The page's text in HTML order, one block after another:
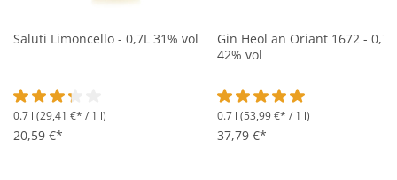
Saluti Limoncello - 0,7L 31% vol
Durchschnittliche Bewertung von 3.2 von 5 Sternen
0.7 l (29,41 €* / 1 l)
20,59 €*
Gin Heol an Oriant 1672 - 0,7L
42% vol
Durchschnittliche
0.7 l (53,99 €* / 1 l)
37,79 €*